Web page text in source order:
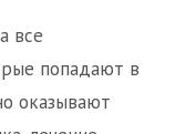
все
попадают в
оказывают